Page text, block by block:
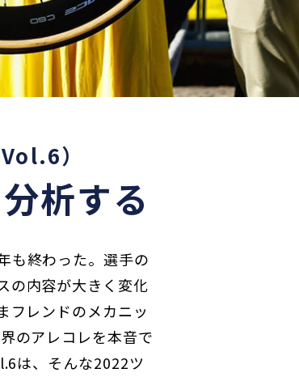
）
析する
も終わった。選手の
の内容が大きく変化
フレンドのメカニッ
のアレコレを本音で
は、そんな2022ツ